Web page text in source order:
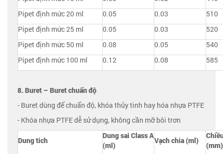
Pipet định mức 20 ml
0.05 0.03
510
Pipet định mức 25 ml
0.05 0.03
520
Pipet định mức 50 ml
0.08 0.05
540
Pipet định mức 100 ml
0.12 0.08 585
8. Buret – Buret chuẩn độ
- Buret dùng để chuẩn độ, khóa thủy tinh hay hóa nhựa PTFE
- Khóa nhựa PTFE dễ sử dụng, không cần mỡ bôi trơn
Dung tich
Dung sai ClassA
(ml)
Vạch chia (ml)
(mm)